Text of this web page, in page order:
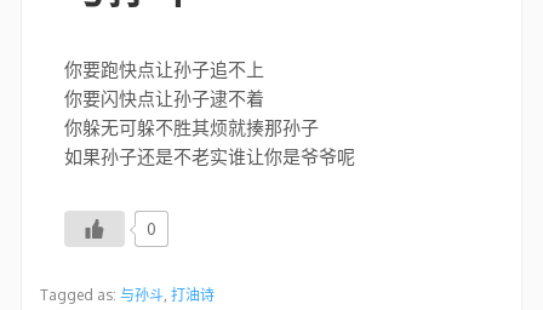
你要跑快点让孙子追不上
你要闪快点让孙子逮不着
你躲无可躲不胜其烦就揍那孙子
如果孙子还是不老实谁让你是爷爷呢
0
Tagged as: 与孙斗, 打油诗